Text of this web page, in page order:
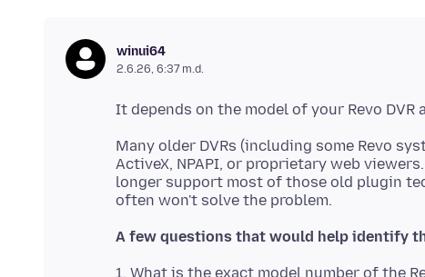
winui64
2.6.26, 6:37 m.d.
Many older DVRs (including some Revo
ActiveX, NPAPI, or proprietary web
longer support most of those old plugin
A few questions that would help identify
1. What is the exact model number of the